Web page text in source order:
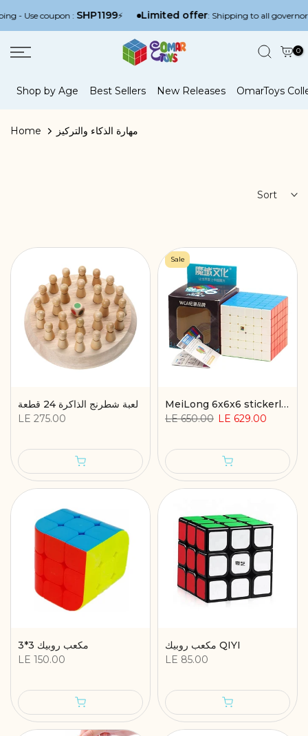
Skip
to
content
Use coupon :SHP1199⚡ Limited offer: Shipping to all governorates
0
Shop by Age Best Sellers New Releases OmarToys
Home مهارة الذكاء والتركيز
Sort
لعبة شطرنج الذاكرة 24 قطعة
LE 275.00
Sale
MeiLong 6x6x6 stickerless cube
LE 650.00 LE 629.00
مكعب روبيك 3*3
LE 150.00
مكعب روبيك QIYI
LE 85.00